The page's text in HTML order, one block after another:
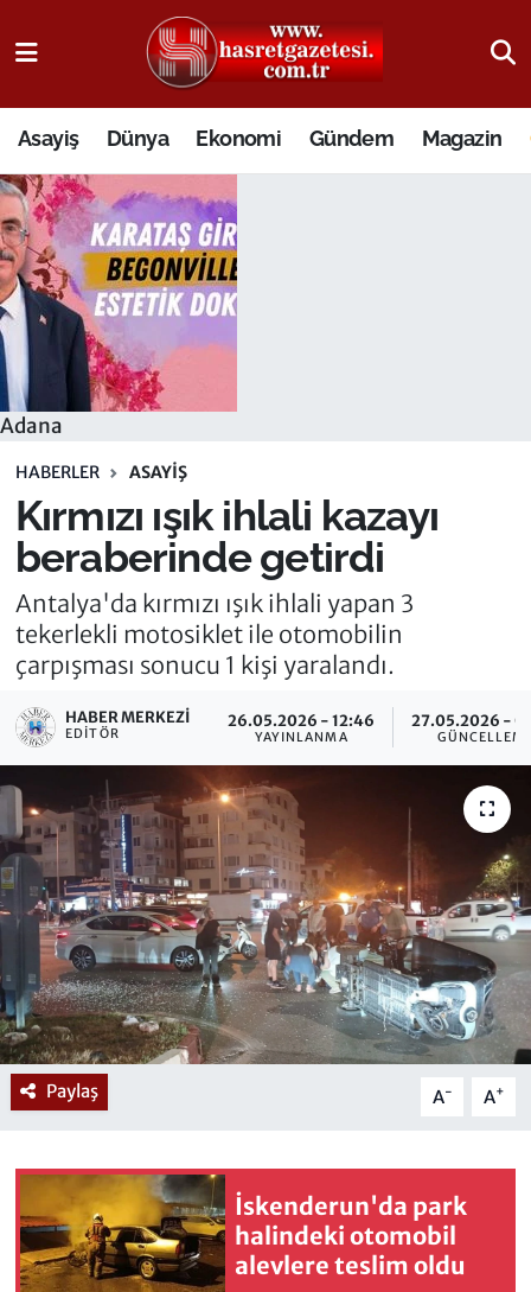
Asayiş Dünya Ekonomi Gündem Magazin
Adana
HABERLER ASAYIŞ
Kırmızı ışık ihlali kazayı
beraberinde getirdi
Antalya'da kırmızı ışık ihlali yapan 3
tekerlekli motosiklet ile otomobilin
çarpışması sonucu 1 kişi yaralandı.
HABER MERKEZI
EDITÖR
26.05.2026 - 12:46
YAYINLANMA
27.05.2026 -
Paylaş A- A+
İskenderun'da park
halindeki otomobil
alevlere teslim oldu
Osmaniye Nöbetçi Eczaneler
Osmaniye Hava Durumu
Osmaniye Trafik Yoğunluk Haritası
Süper Lig Puan Durumu ve Fikstür
Tüm Manşetler
Son Dakika Haberleri